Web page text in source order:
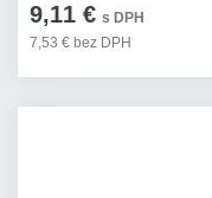
9,11 € s DPH
7,53 € bez DPH